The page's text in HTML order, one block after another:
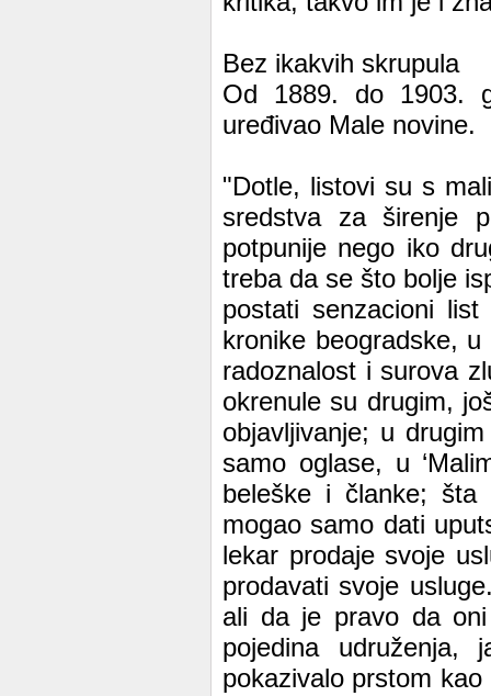
Bez ikakvih skrupula
Od 1889. do 1903.
uređivao Male novine.
"Dotle, listovi su s
sredstva za širenje
potpunije nego iko
treba da se što bolje
postati senzacioni
kronike beogradske,
radoznalost i surova
okrenule su drugim,
objavljivanje; u
samo oglase, u
beleške i članke;
mogao samo dati
lekar prodaje svoje
prodavati svoje
ali da je pravo da
pojedina
pokazivalo prstom